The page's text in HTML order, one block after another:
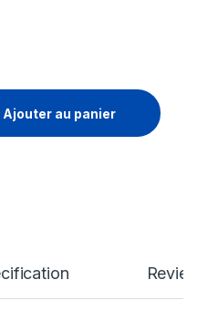
licence d'abonnement (2
Ajouter au panier